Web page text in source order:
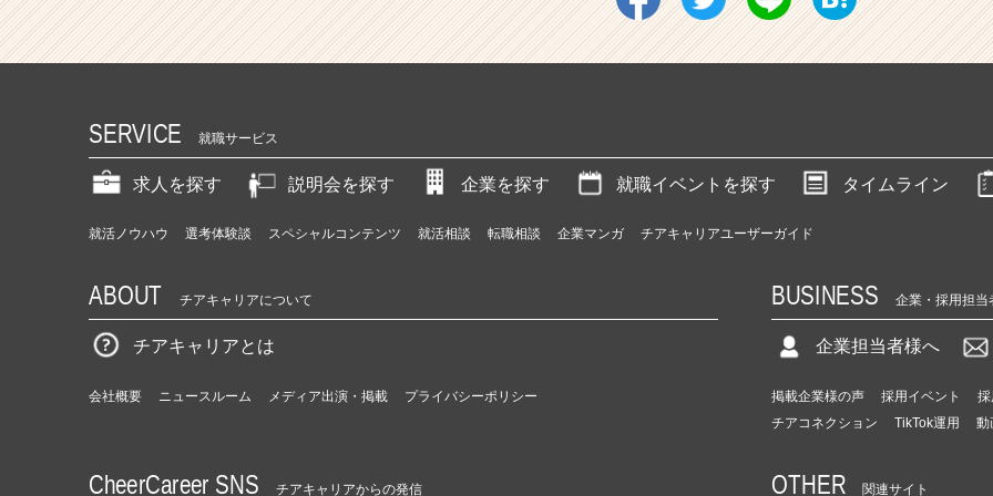
SERVICE 就職サービス
求人を探す 説明会を探す 企業を探す 就職イベントを探す タイムライン
就活ノウハウ 選考体験談 スペシャルコンテンツ 就活相談 転職相談 企業マンガ チアキャリアユーザーガイド
ABOUT チアキャリアについて
チアキャリアとは
会社概要 ニュースルーム メディア出演・掲載 プライバシーポリシー
BUSINESS 企業・採用担当
企業担当者様へ
掲載企業様の声 採用イベント
チアコネクション
TikTok運用 動
CheerCareer SNS チアキャリアからの発信 OTHER 関連サイト